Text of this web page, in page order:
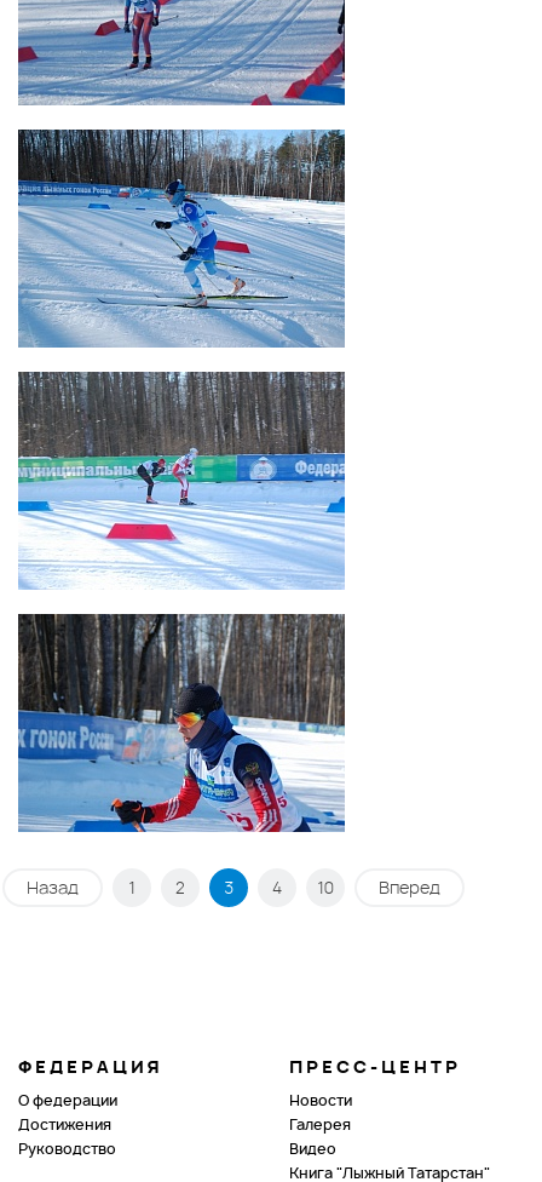
Назад 1 2 3 4 10 Вперед
ФЕДЕРАЦИЯ
О федерации
Достижения
Руководство
ПРЕСС-ЦЕНТР
Новости
Галерея
Видео
Книга "Лыжный Татарстан"